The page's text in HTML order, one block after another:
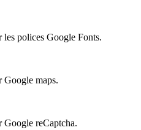
polices Google Fonts.
Google maps.
Google reCaptcha.